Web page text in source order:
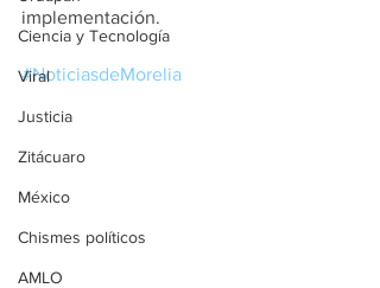
Ciencia y Tecnología
Viral
Justicia
Zitácuaro
México
Chismes políticos
AMLO
implementación.
#NoticiasdeMorelia